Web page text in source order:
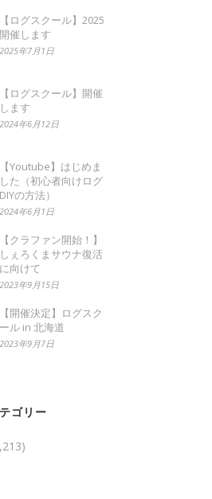
【ログスクール】2025
開催します
2025年7月1日
【ログスクール】開催
します
2024年6月12日
【Youtube】はじめま
した（初心者向けログ
DIYの方法）
2024年6月1日
【クラファン開始！】
しぇろくまサウナ復活
に向けて
2023年9月15日
【開催決定】ログスク
ール in 北海道
2023年9月7日
ゴリー